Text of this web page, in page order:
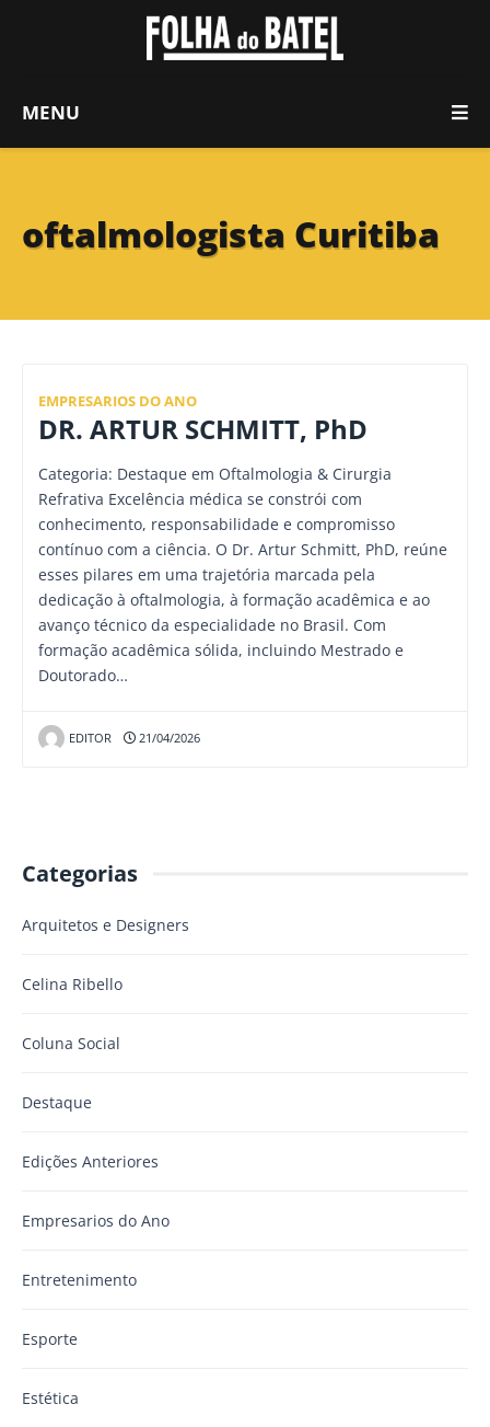
MENU
oftalmologista Curitiba
EMPRESARIOS DO ANO
DR. ARTUR SCHMITT, PhD
Categoria: Destaque em Oftalmologia & Cirurgia
Refrativa Excelência médica se constrói com
conhecimento, responsabilidade e compromisso
contínuo com a ciência. O Dr. Artur Schmitt, PhD, reúne
esses pilares em uma trajetória marcada pela
dedicação à oftalmologia, à formação acadêmica e ao
avanço técnico da especialidade no Brasil. Com
formação acadêmica sólida, incluindo Mestrado e
Doutorado…
EDITOR 21/04/2026
Categorias
Arquitetos e Designers
Celina Ribello
Coluna Social
Destaque
Edições Anteriores
Empresarios do Ano
Entretenimento
Esporte
Estética